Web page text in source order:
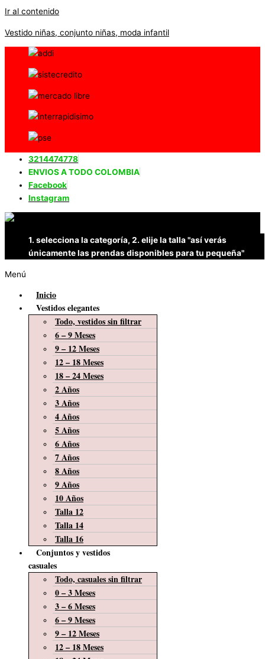
Ir al contenido
Vestido niñas, conjunto niñas, moda infantil
3214474778
ENVIOS A TODO COLOMBIA
Facebook
Instagram
1. selecciona la categoría, 2. elije la talla "así verás
únicamente las prendas disponibles para tu pequeña"
Menú
Inicio
Vestidos elegantes
Todo, vestidos sin filtrar
6 – 9 Meses
9 – 12 Meses
12 – 18 Meses
18 – 24 Meses
2 Años
3 Años
4 Años
5 Años
6 Años
7 Años
8 Años
9 Años
10 Años
Talla 12
Talla 14
Talla 16
Conjuntos y vestidos
casuales
Todo, casuales sin filtrar
0 – 3 Meses
3 – 6 Meses
6 – 9 Meses
9 – 12 Meses
12 – 18 Meses